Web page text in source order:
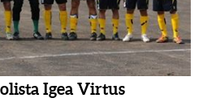
Igea Virtus